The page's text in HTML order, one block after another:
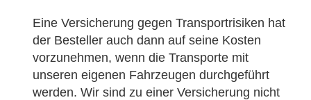
Eine Versicherung gegen Transportrisiken hat
der Besteller auch dann auf seine Kosten
vorzunehmen, wenn die Transporte mit
unseren eigenen Fahrzeugen durchgeführt
werden. Wir sind zu einer Versicherung nicht